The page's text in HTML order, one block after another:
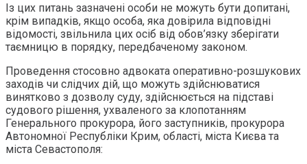
Із цих питань зазначені особи не можуть бути допитані,
крім випадків, якщо особа, яка довірила відповідні
відомості, звільнила цих осіб від обов’язку зберігати
таємницю в порядку, передбаченому законом.
Проведення стосовно адвоката оперативно-розшукових
заходів чи слідчих дій, що можуть здійснюватися
винятково з дозволу суду, здійснюється на підставі
судового рішення, ухваленого за клопотанням
Генерального прокурора, його заступників, прокурора
Автономної Республіки Крим, області, міста Києва та
міста Севастополя: